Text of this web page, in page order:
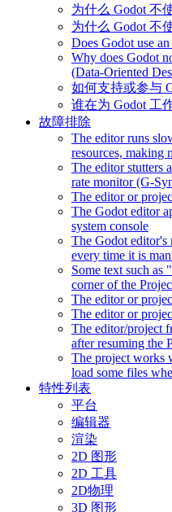
为什么 Godot 不
为什么 Godot 不
Does Godot use
Why does Godot
(Data-Oriented
如何支持或参与
谁在为 Godot 工
故障排除
The editor runs
resources, making
The editor stutters
rate monitor (G-
The editor or
The Godot editor
system console
The Godot editor's
every time it is
Some text such
corner of the
The editor or
The editor or
The editor/project
after resuming the
The project works
load some files
特性列表
平台
编辑器
渲染
2D 图形
2D 工具
2D物理
3D 图形